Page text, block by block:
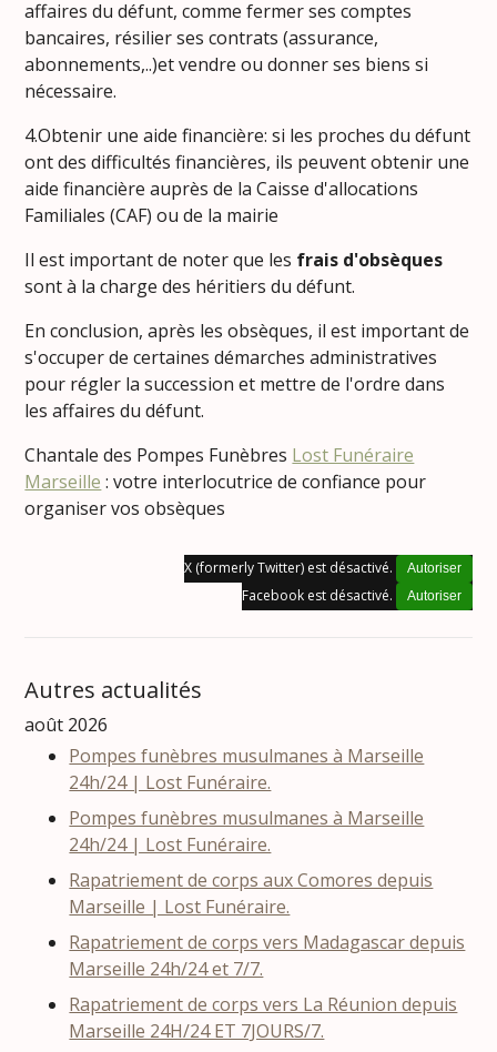
affaires du défunt, comme fermer ses comptes
bancaires, résilier ses contrats (assurance,
abonnements,..)et vendre ou donner ses biens si
nécessaire.
4.Obtenir une aide financière: si les proches du défunt
ont des difficultés financières, ils peuvent obtenir une
aide financière auprès de la Caisse d'allocations
Familiales (CAF) ou de la mairie
Il est important de noter que les frais d'obsèques
sont à la charge des héritiers du défunt.
En conclusion, après les obsèques, il est important de
s'occuper de certaines démarches administratives
pour régler la succession et mettre de l'ordre dans
les affaires du défunt.
Chantale des Pompes Funèbres Lost Funéraire
Marseille : votre interlocutrice de confiance pour
organiser vos obsèques
X (formerly Twitter) est désactivé. Autoriser
Facebook est désactivé. Autoriser
Autres actualités
août 2026
Pompes funèbres musulmanes à Marseille
24h/24 | Lost Funéraire.
Pompes funèbres musulmanes à Marseille
24h/24 | Lost Funéraire.
Rapatriement de corps aux Comores depuis
Marseille | Lost Funéraire.
Rapatriement de corps vers Madagascar depuis
Marseille 24h/24 et 7/7.
Rapatriement de corps vers La Réunion depuis
Marseille 24H/24 ET 7JOURS/7.